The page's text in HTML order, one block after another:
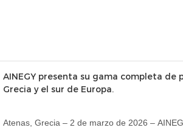
AINEGY presenta su gama completa
Grecia y el sur de Europa.
Atenas, Grecia – 2 de marzo de 2026 –